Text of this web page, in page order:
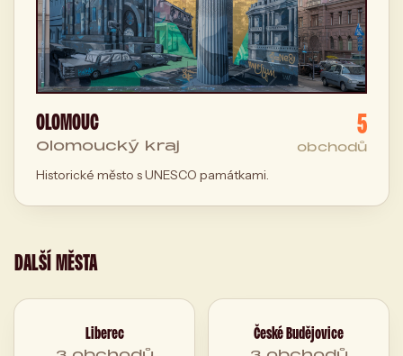
OLOMOUC
Olomoucký kraj
5
obchodů
Historické město s UNESCO památkami.
DALŠÍ MĚSTA
Liberec České Budějovice